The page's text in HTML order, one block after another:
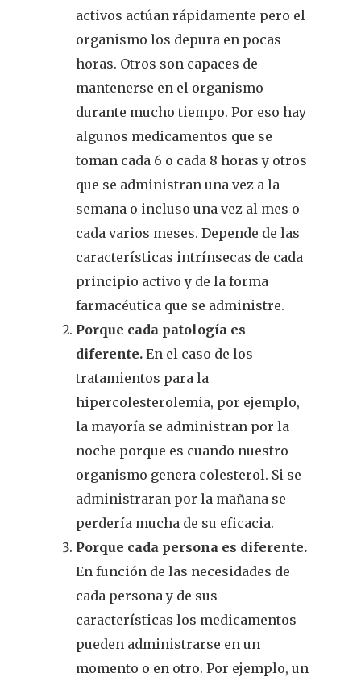
activos actúan rápidamente pero el
organismo los depura en pocas
horas. Otros son capaces de
mantenerse en el organismo
durante mucho tiempo. Por eso hay
algunos medicamentos que se
toman cada 6 o cada 8 horas y otros
que se administran una vez a la
semana o incluso una vez al mes o
cada varios meses. Depende de las
características intrínsecas de cada
principio activo y de la forma
farmacéutica que se administre.
Porque cada patología es
diferente.En el caso de los
tratamientos para la
hipercolesterolemia, por ejemplo,
la mayoría se administran por la
noche porque es cuando nuestro
organismo genera colesterol. Si se
administraran por la mañana se
perdería mucha de su eficacia.
Porque cada persona es diferente.
En función de las necesidades de
cada persona y de sus
características los medicamentos
pueden administrarse en un
momento o en otro. Por ejemplo, un